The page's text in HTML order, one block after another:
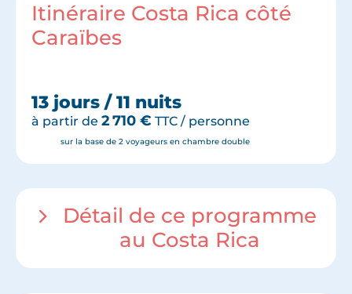
Itinéraire Costa Rica côté
Caraïbes
13 jours / 11 nuits
à partir de 2 710 € TTC / personne
sur la base de 2 voyageurs en chambre double
Détail de ce programme
au Costa Rica